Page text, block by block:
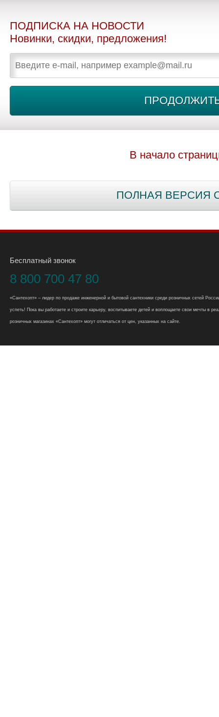
ПОДПИСКА НА НОВОСТИ
Новинки, скидки, предложения!
В начало
ПОЛНАЯ ВЕРСИЯ
Бесплатный звонок
8 800 700 47 80
«Сантехопт» – лидер по продаже инженерной и бытовой сантехники среди розничных сетей
успеть! Пока вы работаете и строите карьеру, воспитываете детей и воплощаете свои мечты в
розничных магазинах «Сантехопт» могут отличаться от цен, указанных на сайте.